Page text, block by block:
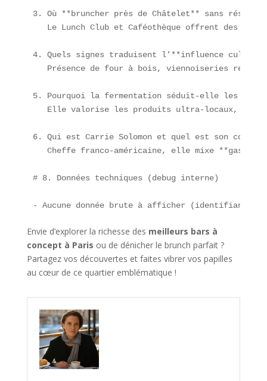
3. Où **bruncher près de Châtelet** sans
Le Lunch Club et Caféothèque offrent des
4. Quels signes traduisent l’**influence
Présence de four à bois, viennoiseries
5. Pourquoi la fermentation séduit-elle les
Elle valorise les produits ultra-locaux,
6. Qui est Carrie Solomon et quel est son
Cheffe franco-américaine, elle mixe
# 8. Données techniques (debug interne)
- Aucune donnée brute à afficher (identifiants,
Envie d’explorer la richesse des meilleurs bars à
concept à Paris ou de dénicher le brunch parfait ?
Partagez vos découvertes et faites vibrer vos papilles
au cœur de ce quartier emblématique !